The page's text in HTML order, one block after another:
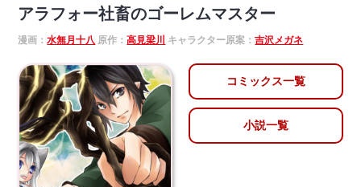
アラフォー社畜のゴーレムマスター
漫画：水無月十八 原作：高見梁川 キャラクター原案：吉沢メガネ
コミックス一覧
小説一覧